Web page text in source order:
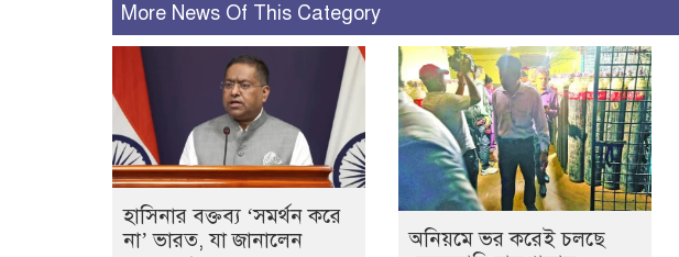
More News Of This Category
হাসিনার বক্তব্য ‘সমর্থন করে
না’ ভারত, যা জানালেন
অনিয়মে ভর করেই চলছে